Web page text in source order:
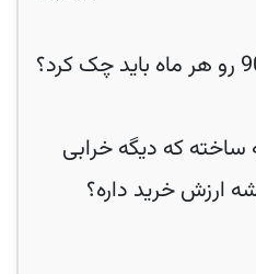
سلام،گردگیر پلوس ال 90 رو هر ماه باید چک کرد؟
که دیگه خرابی
ارزش خرید داره؟